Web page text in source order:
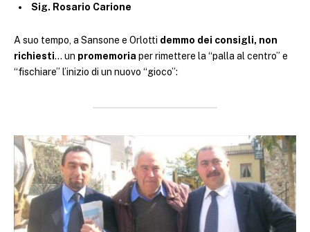
Sig. Rosario Carione
A suo tempo, a Sansone e Orlotti demmo dei consigli, non
richiesti… un promemoria per rimettere la “palla al centro” e
“fischiare” l’inizio di un nuovo “gioco”: